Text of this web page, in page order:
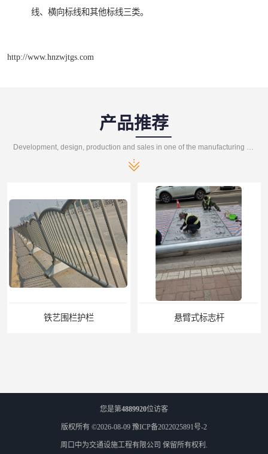
线、横向标线和其他标线三类。
http://www.hnzwjtgs.com
产品推荐
铁艺围栏护栏 悬臂式标志杆
您是第4889920位访客
版权所有 ©2026-08-09 豫ICP备2022025891号-2
周口中为交通设施工程有限公司 保留所有权利.